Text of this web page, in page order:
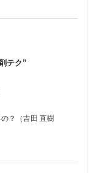
実際どれくらい？（島﨑
らよいの？（山本 佳
る？（山本 佳久）
器に違いはある？（下川
）
テク”
の？（吉田 直樹
（安楽 誠 ほ